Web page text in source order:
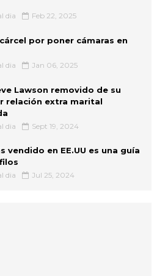
dia Feb 22, 2025
por poner cámaras en
dia Jan 06, 2025
Lawson removido de su
relación extra marital
dia Sept 19, 2024
vendido en EE.UU es una guía
dia Jul 25, 2024